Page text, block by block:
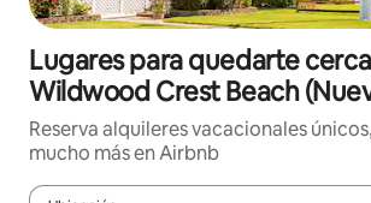
Lugares para quedarte
Wildwood Crest Beach
Reserva alquileres vacacionales
mucho más en Airbnb